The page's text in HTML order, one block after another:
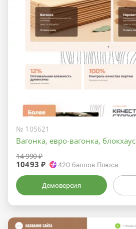
№ 105621
Вагонка, евро-вагонка, блокхаус
14 990 ₽
10493 ₽ 420 баллов Плюса
Демоверсия